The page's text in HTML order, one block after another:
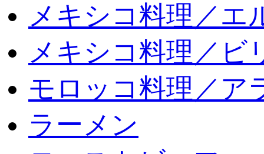
メキシコ料理／エ
メキシコ料理／ビ
モロッコ料理／ア
ラーメン